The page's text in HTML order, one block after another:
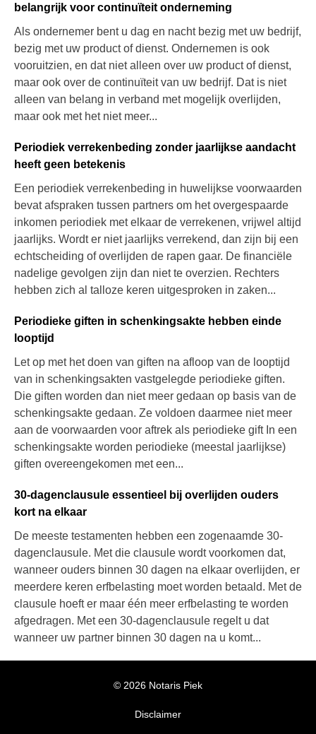
belangrijk voor continuïteit onderneming
Als ondernemer bent u dag en nacht bezig met uw bedrijf,
bezig met uw product of dienst. Ondernemen is ook
vooruitzien, en dat niet alleen over uw product of dienst,
maar ook over de continuïteit van uw bedrijf. Dat is niet
alleen van belang in verband met mogelijk overlijden,
maar ook met het niet meer...
Periodiek verrekenbeding zonder jaarlijkse aandacht
heeft geen betekenis
Een periodiek verrekenbeding in huwelijkse voorwaarden
bevat afspraken tussen partners om het overgespaarde
inkomen periodiek met elkaar de verrekenen, vrijwel altijd
jaarlijks. Wordt er niet jaarlijks verrekend, dan zijn bij een
echtscheiding of overlijden de rapen gaar. De financiële
nadelige gevolgen zijn dan niet te overzien. Rechters
hebben zich al talloze keren uitgesproken in zaken...
Periodieke giften in schenkingsakte hebben einde
looptijd
Let op met het doen van giften na afloop van de looptijd
van in schenkingsakten vastgelegde periodieke giften.
Die giften worden dan niet meer gedaan op basis van de
schenkingsakte gedaan. Ze voldoen daarmee niet meer
aan de voorwaarden voor aftrek als periodieke gift In een
schenkingsakte worden periodieke (meestal jaarlijkse)
giften overeengekomen met een...
30-dagenclausule essentieel bij overlijden ouders
kort na elkaar
De meeste testamenten hebben een zogenaamde 30-
dagenclausule. Met die clausule wordt voorkomen dat,
wanneer ouders binnen 30 dagen na elkaar overlijden, er
meerdere keren erfbelasting moet worden betaald. Met de
clausule hoeft er maar één meer erfbelasting te worden
afgedragen. Met een 30-dagenclausule regelt u dat
wanneer uw partner binnen 30 dagen na u komt...
© 2026 Notaris Piek
Disclaimer